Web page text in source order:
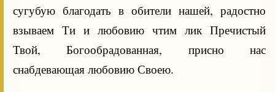
сугубую благодать в обители нашей, радостно
взываем Ти и любовию чтим лик Пречистый
Твой, Богообрадованная, присно нас
снабдевающая любовию Своею.